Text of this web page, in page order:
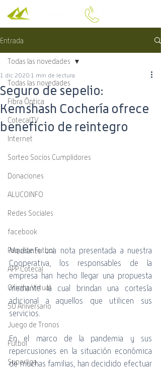
Entrada
Todas las novedades
Fibra Óptica
CotecalTV
Internet
Sorteo Socios Cumplidores
Donaciones
ALUCOINFO
Redes Sociales
facebook
Paquete Futbol
APP Cotecal
Oficina Virtual
50 Aniversario
Juego de Tronos
Futbol
Superliga
Todas las novedades
Seguro de sepelio:
Kemshash Cochería ofrece
beneficio de reintegro
1 dic 2020 1 min de lectura
Mediante una nota presentada a nuestra
Cooperativa, los responsables de la
empresa han hecho llegar una propuesta
mediante la cual brindan una cortesía
adicional a aquellos que utilicen sus
servicios.
En el marco de la pandemia y sus
repercusiones en la situación económica
de muchas familias, han decidido efectuar